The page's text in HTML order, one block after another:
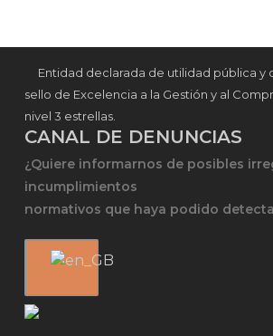
Entidad declarada de utilidad pública y
sello de Excelencia a la Gestión y al
nivel 3 estrellas.
CANAL DE DENUNCIAS
¿Quiere informarnos de posibles
incumplimientos
normativos que haya podido